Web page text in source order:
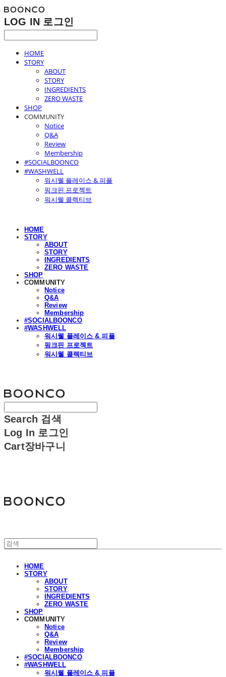
LOG IN 로그인
HOME
STORY
ABOUT
STORY
INGREDIENTS
ZERO WASTE
SHOP
COMMUNITY
Notice
Q&A
Review
Membership
#SOCIALBOONCO
#WASHWELL
워시웰 플레이스 & 피플
핑크핀 프로젝트
워시웰 콜렉티브
HOME
STORY
ABOUT
STORY
INGREDIENTS
ZERO WASTE
SHOP
COMMUNITY
Notice
Q&A
Review
Membership
#SOCIALBOONCO
#WASHWELL
워시웰 플레이스 & 피플
핑크핀 프로젝트
워시웰 콜렉티브
Search 검색
Log In 로그인
Cart장바구니
HOME
STORY
ABOUT
STORY
INGREDIENTS
ZERO WASTE
SHOP
COMMUNITY
Notice
Q&A
Review
Membership
#SOCIALBOONCO
#WASHWELL
워시웰 플레이스 & 피플